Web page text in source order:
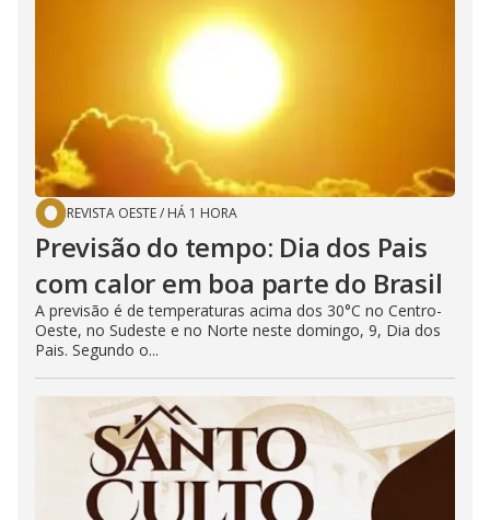
REVISTA OESTE/ HÁ 1 HORA
Previsão do tempo: Dia dos Pais
com calor em boa parte do Brasil
A previsão é de temperaturas acima dos 30°C no Centro-
Oeste, no Sudeste e no Norte neste domingo, 9, Dia dos
Pais. Segundo o...